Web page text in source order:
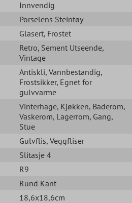
Innvendig
Porselens Steintøy
Glasert, Frostet
Retro, Sement Utseende,
Vintage
Antiskli, Vannbestandig,
Frostsikker, Egnet for
gulvvarme
Vinterhage, Kjøkken, Baderom,
Vaskerom, Lagerrom, Gang,
Stue
Gulvflis, Veggfliser
Slitasje 4
R9
Rund Kant
18,6x18,6cm